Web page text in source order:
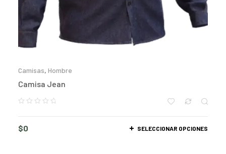
Camisas, Hombre
Camisa Jean
$0 SELECCIONAR OPCIONES